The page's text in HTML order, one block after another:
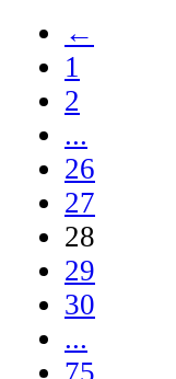
←
1
2
...
26
27
28
29
30
...